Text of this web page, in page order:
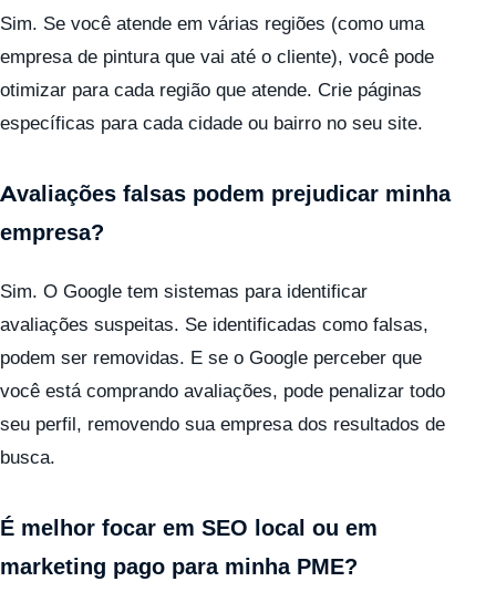
Sim. Se você atende em várias regiões (como uma
empresa de pintura que vai até o cliente), você pode
otimizar para cada região que atende. Crie páginas
específicas para cada cidade ou bairro no seu site.
Avaliações falsas podem prejudicar minha
empresa?
Sim. O Google tem sistemas para identificar
avaliações suspeitas. Se identificadas como falsas,
podem ser removidas. E se o Google perceber que
você está comprando avaliações, pode penalizar todo
seu perfil, removendo sua empresa dos resultados de
busca.
É melhor focar em SEO local ou em
marketing pago para minha PME?